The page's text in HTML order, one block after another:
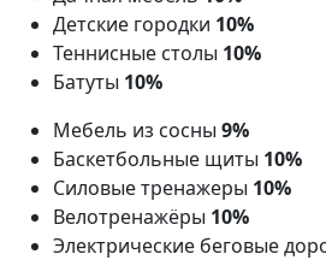
Детские городки 10%
Теннисные столы 10%
Батуты 10%
Мебель из сосны 9%
Баскетбольные щиты 10%
Силовые тренажеры 10%
Велотренажёры 10%
Электрические беговые